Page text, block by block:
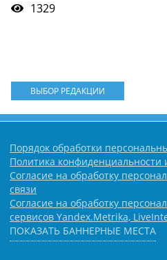
1329
ВЫБОР РЕДАКЦИИ
Порядок обработки
Политика
Согласие на обработку
связи
Согласие на обработку
сервисов Yandex.Metrika,
ПОКАЗАТЬ БАННЕРНЫЕ МЕСТА